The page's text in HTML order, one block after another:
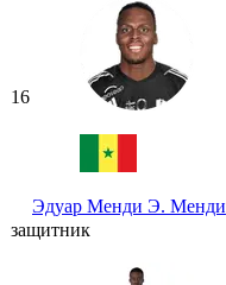
16
Эдуар Менди Э. Менди
защитник